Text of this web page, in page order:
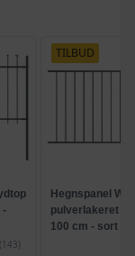
-
(143)
TILBUD
Hegnspanel
pulverlakeret
100 cm - sort